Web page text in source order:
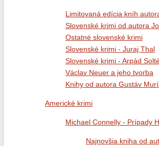
Limitovaná edícia kníh
Slovenské krimi od autora
Ostatné slovenské krimi
Slovenské krimi - Juraj Thal
Slovenské krimi - Arpád
Václav Neuer a jeho tvorba
Knihy od autora Gustáv
Americké krimi
Michael Connelly - Prípady
Najnovšia kniha od